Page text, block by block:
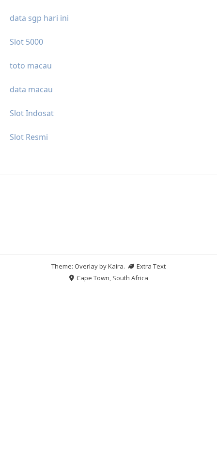
data sgp hari ini
Slot 5000
toto macau
data macau
Slot Indosat
Slot Resmi
Theme: Overlay byKaira.
Extra Text
Cape Town, South Africa